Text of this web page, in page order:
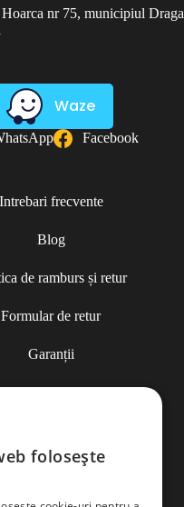
nr 75, municipiul
Waze
Facebook
Intrebari frecvente
Blog
de ramburs și retur
Formular de retur
Garanții
ANPC
folosește